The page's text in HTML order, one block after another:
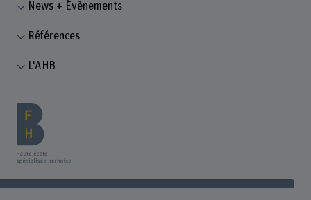
News + Évènements
Références
L'AHB